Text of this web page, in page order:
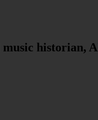
historian,